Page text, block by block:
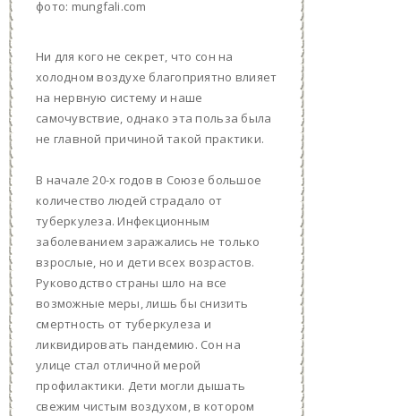
фото: mungfali.com
Ни для кого не секрет, что сон на
холодном воздухе благоприятно влияет
на нервную систему и наше
самочувствие, однако эта польза была
не главной причиной такой практики.
В начале 20-х годов в Союзе большое
количество людей страдало от
туберкулеза. Инфекционным
заболеванием заражались не только
взрослые, но и дети всех возрастов.
Руководство страны шло на все
возможные меры, лишь бы снизить
смертность от туберкулеза и
ликвидировать пандемию. Сон на
улице стал отличной мерой
профилактики. Дети могли дышать
свежим чистым воздухом, в котором